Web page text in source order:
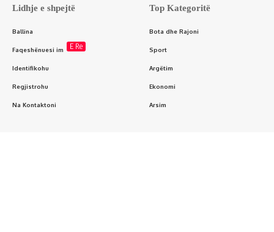
Lidhje e shpejtë
Ballina
Faqeshënuesi im E Re
Identifikohu
Regjistrohu
Na Kontaktoni
Top Kategoritë
Bota dhe Rajoni
Sport
Argëtim
Ekonomi
Arsim